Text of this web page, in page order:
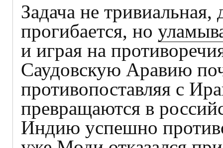
Задача не
прогибается, но
и играя на
Саудовскую Аравию
противопоставляя с
превращаются в
Индию успешно